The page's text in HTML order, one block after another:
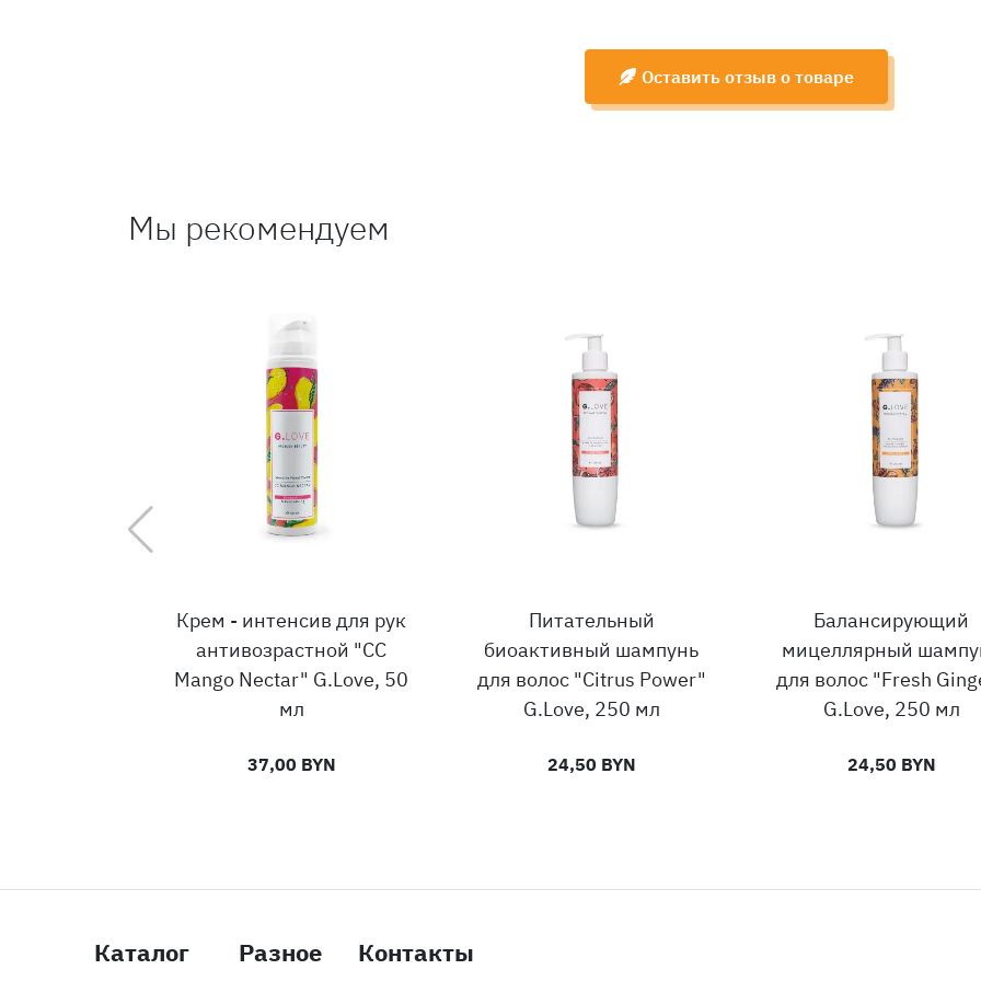
Оставить отзыв о товаре
Мы рекомендуем
Крем - интенсив для рук
антивозрастной "CC
Mango Nectar" G.Love, 50
мл
37,00 BYN
Питательный
биоактивный шампунь
для волос "Citrus Power"
G.Love, 250 мл
24,50 BYN
Балансирующий
мицеллярный
для волос "Fresh
G.Love, 250 мл
24,50 BYN
Каталог Разное Контакты